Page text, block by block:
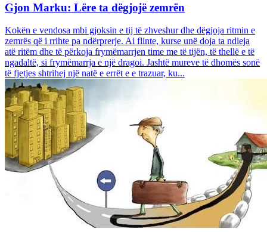
Gjon Marku: Lëre ta dëgjojë zemrën
Kokën e vendosa mbi gjoksin e tij të zhveshur dhe dëgjoja ritmin e
zemrës që i rrihte pa ndërprerje. Ai flinte, kurse unë doja ta ndieja
atë ritëm dhe të përkoja frymëmarrjen time me të tijën, të thellë e të
ngadaltë, si frymëmarrja e një dragoi. Jashtë mureve të dhomës sonë
të fjetjes shtrihej një natë e errët e e trazuar, ku...